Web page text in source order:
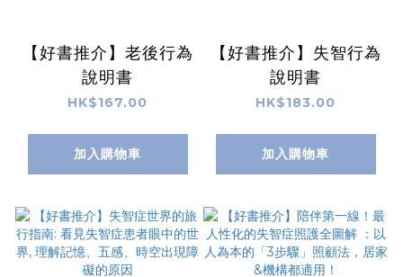
【好書推介】老後行為
說明書
HK$167.00
加入購物車
【好書推介】失智行為
說明書
HK$183.00
加入購物車